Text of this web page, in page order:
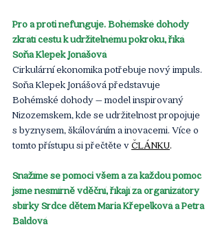
Pro a proti nefunguje. Bohémské dohody
zkrátí cestu k udržitelnému pokroku, říká
Soňa Klepek Jonášová
Cirkulární ekonomika potřebuje nový impuls.
Soňa Klepek Jonášová představuje
Bohémské dohody – model inspirovaný
Nizozemskem, kde se udržitelnost propojuje
s byznysem, škálováním a inovacemi. Více o
tomto přístupu si přečtěte vČLÁNKU.
Snažíme se pomoci všem a za každou pomoc
jsme nesmírně vděční, říkají za organizátory
sbírky Srdce dětem Maria Křepelková a Petra
Baldová